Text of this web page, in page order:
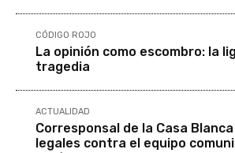
CÓDIGO ROJO
La opinión como escombro: la
tragedia
ACTUALIDAD
Corresponsal de la Casa
legales contra el equipo